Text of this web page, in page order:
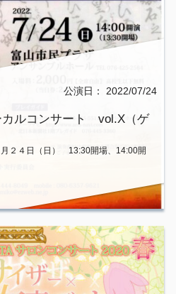
公演日： 2022/07/24
ルコンサート vol.X（ゲ
２４日（日） 13:30開場、14:00開